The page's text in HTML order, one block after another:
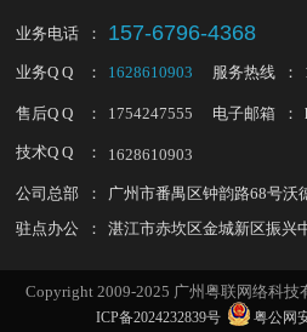
业务电话 ： 157-6796-4368
业务Q Q ： 1628610903 服务热线 ：
售后Q Q ： 1754247555 电子邮箱 ：
技术Q Q ： 1628610903
公司总部 ：
广州市番禺区钟韵路68号沃
驻点办公
： 湛江市赤坎区金城新区振兴
Copyright 2009-2025 广州粤联网络科
ICP备2024232839号
粤公网